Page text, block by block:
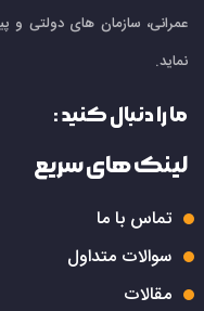
عمرانی، سازمان های دولتی و
نماید.
ما را دنبال کنید :
لینک های سریع
تماس با ما
سوالات متداول
مقالات